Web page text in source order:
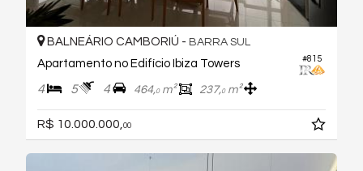
#815
BALNEÁRIO CAMBORIÚ - BARRA SUL
Apartamento no Edifício Ibiza Towers
4 5 4 464,0m² 237,0m²
R$ 10.000.000, 00